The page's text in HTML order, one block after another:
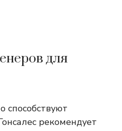
для
способствуют
рекомендует